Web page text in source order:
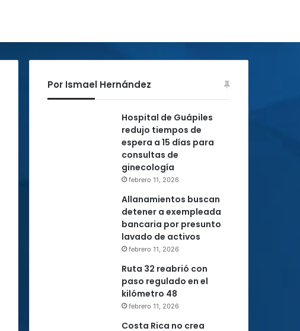
Por Ismael Hernández
Hospital de Guápiles
redujo tiempos de
espera a 15 días para
consultas de
ginecología
febrero 11, 2026
Allanamientos buscan
detener a exempleada
bancaria por presunto
lavado de activos
febrero 11, 2026
Ruta 32 reabrió con
paso regulado en el
kilómetro 48
febrero 11, 2026
Costa Rica no crea